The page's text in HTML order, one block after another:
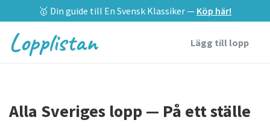
🥇 Din guide till En Svensk Klassiker — Köp här!
Lopplistan Lägg till lopp
Alla Sveriges lopp — På ett ställe